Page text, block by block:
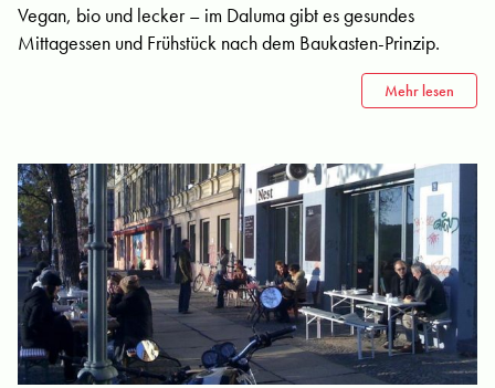
Vegan, bio und lecker – im Daluma gibt es gesundes
Mittagessen und Frühstück nach dem Baukasten-Prinzip.
Mehr lesen